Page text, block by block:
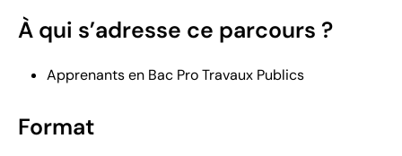
À qui s’adresse ce parcours ?
Apprenants en Bac Pro Travaux Publics
Format